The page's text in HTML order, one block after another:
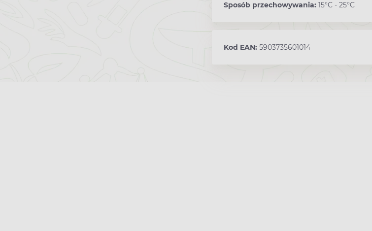
Sposób przechowywania: 15°C - 25°C
Kod EAN: 5903735601014